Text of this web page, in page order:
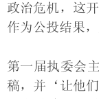
政治危机，这
作为公投结果
第一届执委会
稿，并‘让他们